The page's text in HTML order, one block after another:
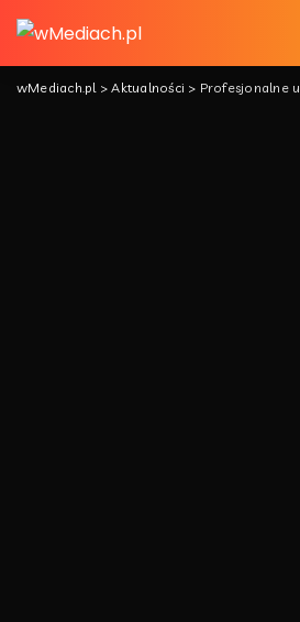
wMediach.pl>Aktualności > Profesjonalne usługi